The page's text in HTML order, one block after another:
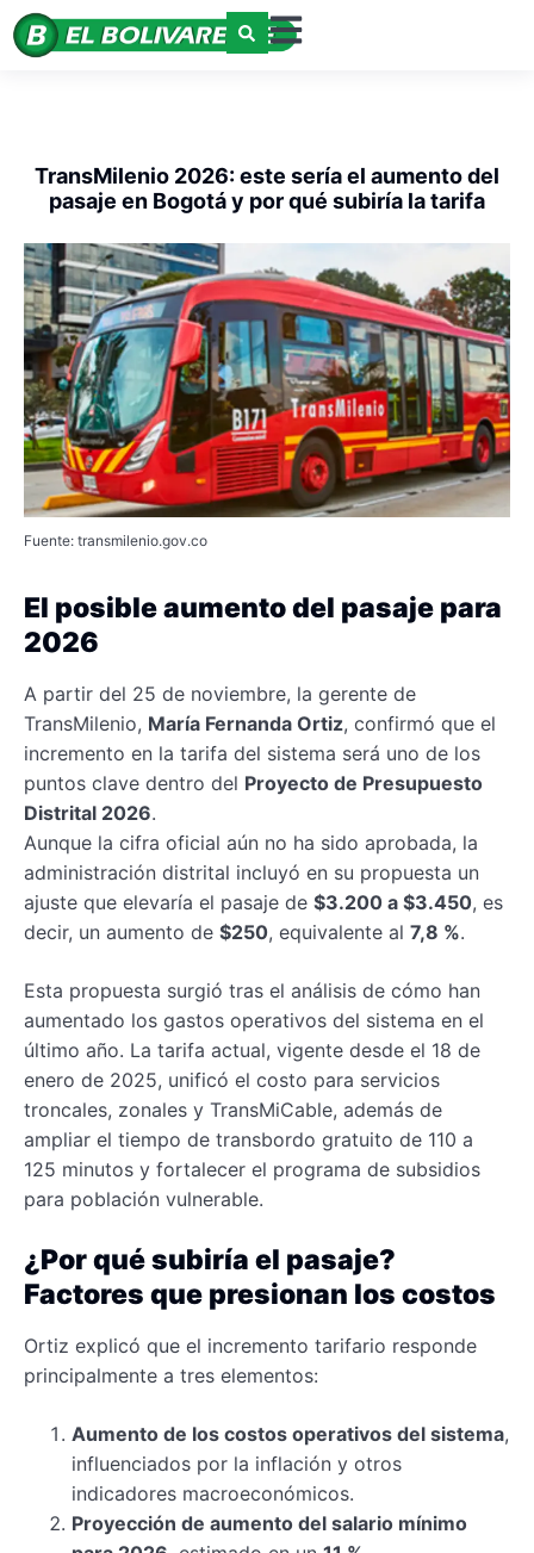
TransMilenio 2026: este sería el aumento del
pasaje en Bogotá y por qué subiría la tarifa
Fuente: transmilenio.gov.co
El posible aumento del pasaje para
2026
A partir del 25 de noviembre, la gerente de
TransMilenio, María Fernanda Ortiz, confirmó que el
incremento en la tarifa del sistema será uno de los
puntos clave dentro del Proyecto de Presupuesto
Distrital 2026.
Aunque la cifra oficial aún no ha sido aprobada, la
administración distrital incluyó en su propuesta un
ajuste que elevaría el pasaje de $3.200 a $3.450, es
decir, un aumento de $250, equivalente al 7,8 %.
Esta propuesta surgió tras el análisis de cómo han
aumentado los gastos operativos del sistema en el
último año. La tarifa actual, vigente desde el 18 de
enero de 2025, unificó el costo para servicios
troncales, zonales y TransMiCable, además de
ampliar el tiempo de transbordo gratuito de 110 a
125 minutos y fortalecer el programa de subsidios
para población vulnerable.
¿Por qué subiría el pasaje?
Factores que presionan los costos
Ortiz explicó que el incremento tarifario responde
principalmente a tres elementos:
Aumento de los costos operativos del sistema,
influenciados por la inflación y otros
indicadores macroeconómicos.
Proyección de aumento del salario mínimo